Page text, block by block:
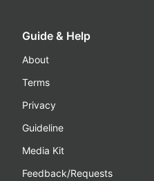
Guide & Help
About
Terms
Privacy
Guideline
Media Kit
Feedback/Requests